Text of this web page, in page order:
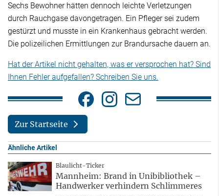
Sechs Bewohner hätten dennoch leichte Verletzungen
durch Rauchgase davongetragen. Ein Pfleger sei zudem
gestürzt und musste in ein Krankenhaus gebracht werden.
Die polizeilichen Ermittlungen zur Brandursache dauern an.
Hat der Artikel nicht gehalten, was er versprochen hat? Sind
Ihnen Fehler aufgefallen? Schreiben Sie uns.
Zur Startseite
Ähnliche Artikel
Blaulicht-Ticker
Mannheim: Brand in Unibibliothek –
Handwerker verhindern Schlimmeres